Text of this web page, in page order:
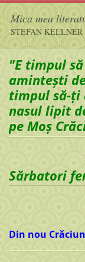
Mica mea
STEFAN KELLNER
"E timpul
amintești
timpul să-ţi
nasul lipit
pe Moş
Sărbatori
Din nou Crăciun